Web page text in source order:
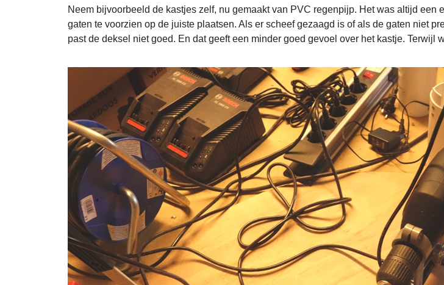
Neem bijvoorbeeld de kastjes zelf, nu gemaakt van PVC regenpijp. Het was altijd
gaten te voorzien op de juiste plaatsen. Als er scheef gezaagd is of als de gaten niet
past de deksel niet goed. En dat geeft een minder goed gevoel over het kastje. Terwijl